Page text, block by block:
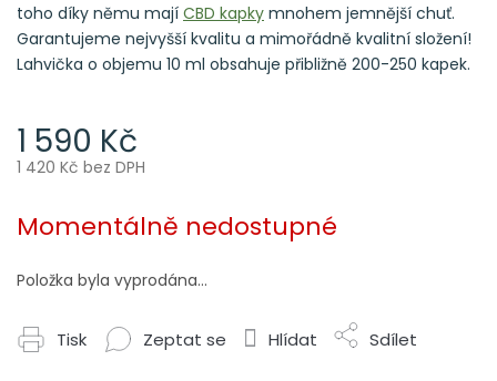
1 590 Kč
1 420 Kč bez DPH
cena:
Momentálně nedostupné
Položka byla vyprodána…
toho díky němu mají CBD kapky mnohem jemnější chuť.
Garantujeme nejvyšší kvalitu a mimořádně kvalitní složení!
Lahvička o objemu 10 ml obsahuje přibližně 200-250 kapek.
Tisk Zeptat se Hlídat Sdílet